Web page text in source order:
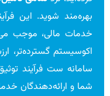
بهره‌مند شوید. این
خدمات مالی، موجب
اکوسیستم گسترده‌تر،
سامانه ست فرآیند
شما و ارائه‌دهندگان